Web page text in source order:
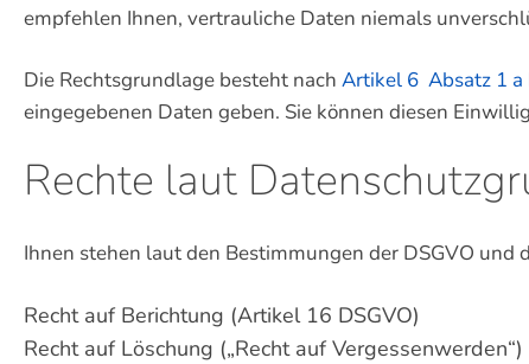
empfehlen Ihnen, vertrauliche Daten niemals
Die Rechtsgrundlage besteht nach Artikel 6 Absatz 1 a
eingegebenen Daten geben. Sie können diesen
Rechte laut
Ihnen stehen laut den Bestimmungen der DSGVO und
Recht auf Berichtung (Artikel 16 DSGVO)
Recht auf Löschung („Recht auf